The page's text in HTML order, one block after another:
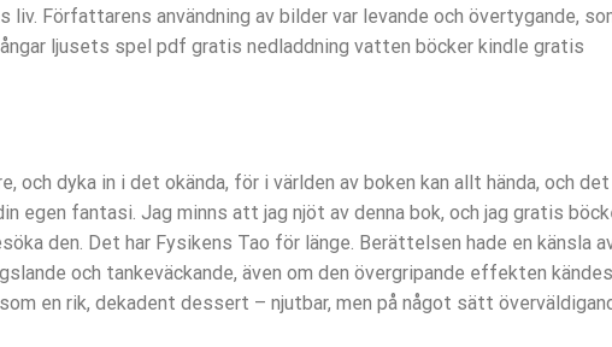
liv. Författarens användning av bilder var levande och övertygande,
ljusets spel pdf gratis nedladdning vatten böcker kindle gratis
och dyka in i det okända, för i världen av boken kan allt hända, och det
egen fantasi. Jag minns att jag njöt av denna bok, och jag gratis
den. Det har Fysikens Tao för länge. Berättelsen hade en känsla
och tankeväckande, även om den övergripande effekten kändes
en rik, dekadent dessert – njutbar, men på något sätt